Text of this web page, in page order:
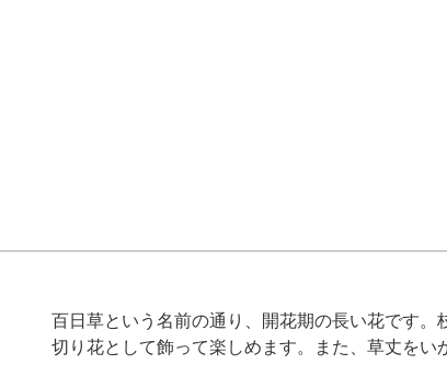
百日草という名前の通り、開花期の長い花です。
切り花として飾って楽しめます。また、草丈を